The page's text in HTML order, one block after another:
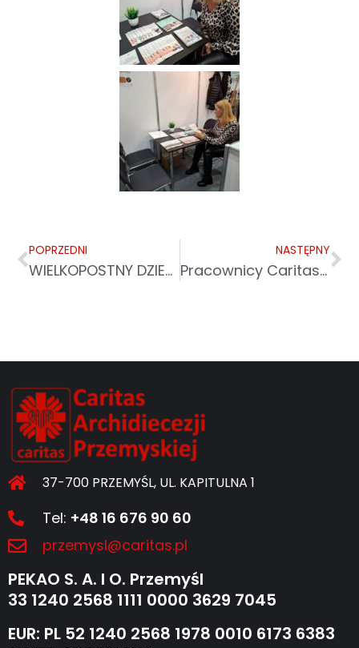
POPRZEDNI
WIELKOPOSTNY DZIEŃ SKUPIENIA PRACOWNIKÓW CARITAS
NASTĘPNY
Pracownicy Caritas odbyli Wielkopostny Dzień Skupienia
37-700 PRZEMYŚL, UL. KAPITULNA 1
Tel: +48 16 676 90 60
przemysl@caritas.pl
PEKAO S. A. I O. Przemyśl
33 1240 2568 1111 0000 3629 7045
EUR: PL 52 1240 2568 1978 0010 6173 6383